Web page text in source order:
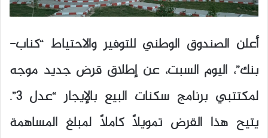
أعلن الصندوق الوطني للتوفير والاحتياط “كناب-
بنك”، اليوم السبت، عن إطلاق قرض جديد موجه
لمكتتبي برنامج سكنات البيع بالإيجار “عدل 3”.
يتيح هذا القرض تمويلاً كاملاً لمبلغ المساهمة